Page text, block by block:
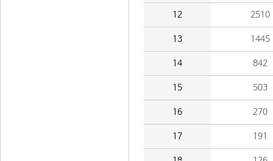
12 2510
13 1445
14 842
15 503
16 270
17 191